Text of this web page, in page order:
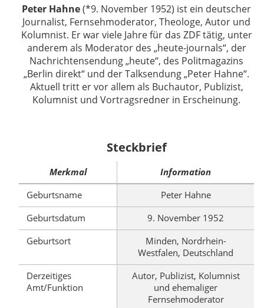
Peter Hahne(*9. November 1952) ist ein deutscher
Journalist, Fernsehmoderator, Theologe, Autor und
Kolumnist. Er war viele Jahre für das ZDF tätig, unter
anderem als Moderator des „heute-journals“, der
Nachrichtensendung „heute“, des Politmagazins
„Berlin direkt“ und der Talksendung „Peter Hahne“.
Aktuell tritt er vor allem als Buchautor, Publizist,
Kolumnist und Vortragsredner in Erscheinung.
Steckbrief
Merkmal Information
Geburtsname Peter Hahne
Geburtsdatum 9. November 1952
Geburtsort
Minden, Nordrhein-
Westfalen, Deutschland
Derzeitiges
Amt/Funktion
Autor, Publizist, Kolumnist
und ehemaliger
Fernsehmoderator